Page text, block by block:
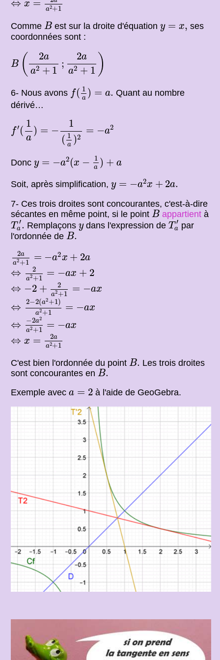
⇔ x =
a2+1
CommeB
B est sur la droite d'équationy = x,
y =x ,
ses
coordonnées sont :
B ( 2a
a2 + 1
;
2a
a2 + 1 )
2a 2 a2 )
6- Nous avons f( 1
a ) = a.
(1a)
Quant au nombre
dérivé…
f′(
1
a
) = −
1
( 1
a )2
= −a2
a )2
Doncy = −a2(x − 1
a ) + a
(x− + a
Soit, après simplification,y = −a2x + 2a.
x+ a .
7- Ces trois droites sont concourantes, c'est-à-dire
sécantes en même point, si le pointB
B appartient à
T ′
a .
Ta′.
Remplaçons y
ydans l'expression de T ′
a
Ta′
par
l'ordonnée deB.
B.
2a
a2+1 = −a2x + 2a
aa −a +2
⇔ 2
a2+1 = −ax + 2
⇔2a2
⇔ −2 + 2
a2+1 = −ax
−2+2 +
⇔ 2−2(a2+1)
a2+1 = −ax
2− 2(a 2+1)
⇔ −2a2
a2+1 = −ax
2a2a2
⇔ x = 2a
a2+1
x= 2a a2+
C'est bien l'ordonnée du pointB.
B. Les trois droites
sont concourantes enB.
B.
Exemple aveca = 2
a à l'aide de GeoGebra.